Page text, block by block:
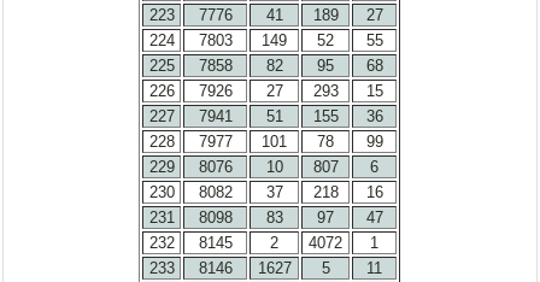
223
7776 41 189
27
224
7803 149 52
55
225
7858 82 95
68
226
7926 27 293
15
227
7941 51 155
36
228
7977 101 78
99
229
8076 10 807
6
230
8082 37 218
16
231
8098 83 97
47
232
8145 2 4072
1
233
8146 1627 5
11